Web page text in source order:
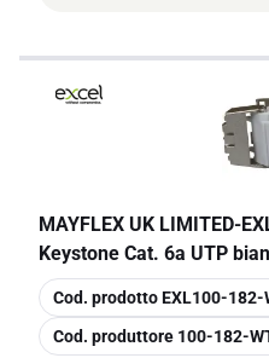
MAYFLEX UK LIMITED-
Keystone Cat. 6a UTP
copia
Cod. prodottoEXL100-182-
copia
Cod. produttore 100-182-